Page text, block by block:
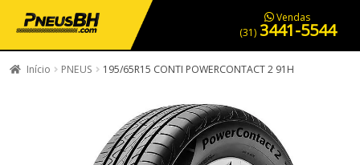
PNEUS EM OFERTA SERVIÇOS AUTOMOTIVOS NOSSA LOJA
Vendas
(31) 3441-5544
Início PNEUS 195/65R15 CONTI POWERCONTACT 2 91H